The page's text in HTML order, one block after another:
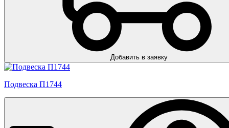
Добавить в заявку
Подвеска П1744